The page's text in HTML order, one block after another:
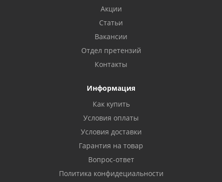
Акции
Статьи
Вакансии
Отдел претензий
Контакты
Информация
Как купить
Условия оплаты
Условия доставки
Гарантия на товар
Вопрос-ответ
Политика конфидециальности